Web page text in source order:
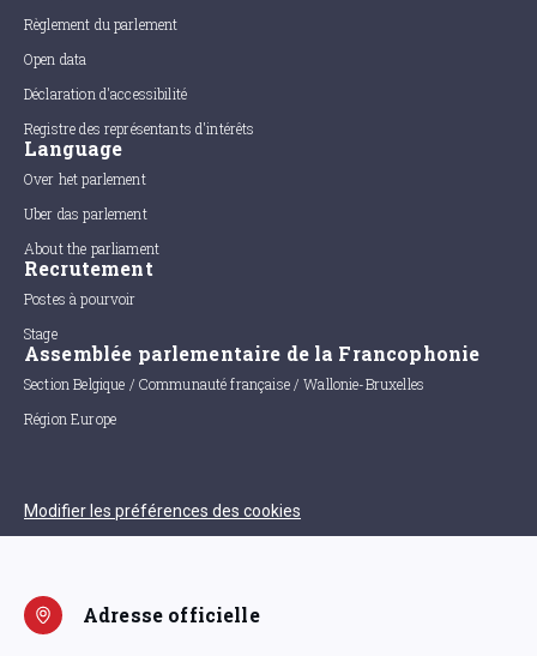
Règlement du parlement
Open data
Déclaration d'accessibilité
Registre des représentants d'intérêts
Language
Over het parlement
Uber das parlement
About the parliament
Recrutement
Postes à pourvoir
Stage
Assemblée parlementaire de la Francophonie
Section Belgique / Communauté française / Wallonie-Bruxelles
Région Europe
Modifier les préférences des cookies
Adresse officielle